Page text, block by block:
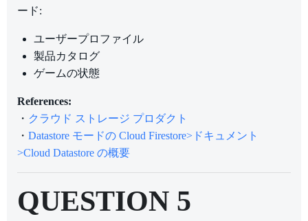
ード:
ユーザープロファイル
製品カタログ
ゲームの状態
References:
・ クラウド ストレージ プロダクト
・ Datastore モードの Cloud Firestore>ドキュメント
>Cloud Datastore の概要
QUESTION 5